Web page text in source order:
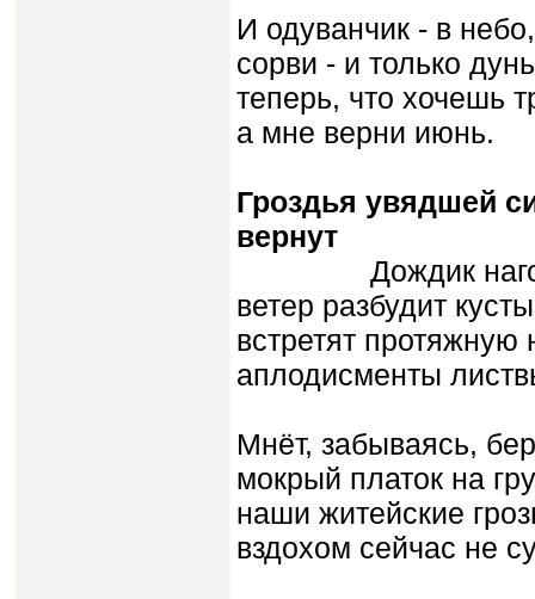
И одуванчик - в небо,
сорви - и только
теперь, что хочешь
а мне верни июнь.
Гроздья увядшей
вернут
Дождик
ветер разбудит
встретят протяжную
аплодисменты
Мнёт, забываясь,
мокрый платок на
наши житейские
вздохом сейчас не